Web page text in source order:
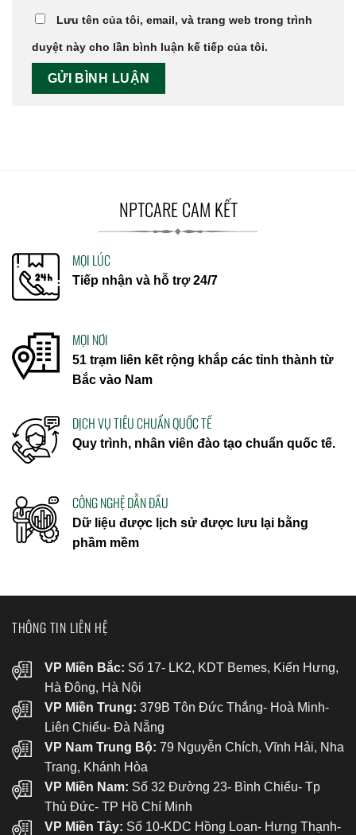
Lưu tên của tôi, email, và trang web trong trình
duyệt này cho lần bình luận kế tiếp của tôi.
NPTCARE CAM KẾT
MỌI LÚC
Tiếp nhận và hỗ trợ 24/7
MỌI NƠI
51 trạm liên kết rộng khắp các tỉnh thành từ
Bắc vào Nam
DỊCH VỤ TIÊU CHUẨN QUỐC TẾ
Quy trình, nhân viên đào tạo chuẩn quốc tế.
CÔNG NGHỆ DẪN ĐẦU
Dữ liệu được lịch sử được lưu lại bằng
phầm mềm
THÔNG TIN LIÊN HỆ
VP Miền Bắc: Số 17- LK2, KDT Bemes, Kiến Hưng,
Hà Đông, Hà Nội
VP Miền Trung: 379B Tôn Đức Thắng- Hoà Minh-
Liên Chiểu- Đà Nẵng
VP Nam Trung Bộ: 79 Nguyễn Chích, Vĩnh Hải, Nha
Trang, Khánh Hòa
VP Miền Nam: Số 32 Đường 23- Bình Chiểu- Tp
Thủ Đức- TP Hồ Chí Minh
VP Miền Tây: Số 10-KDC Hồng Loan- Hưng Thạnh-